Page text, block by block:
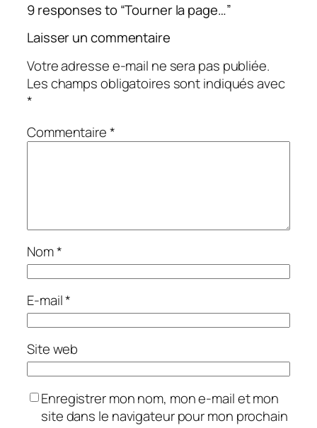
9 responses to “Tourner la page…”
Laisser un commentaire
Votre adresse e-mail ne sera pas publiée.
Les champs obligatoires sont indiqués avec
*
Commentaire*
Nom*
E-mail*
Site web
Enregistrer mon nom, mon e-mail et mon
site dans le navigateur pour mon prochain